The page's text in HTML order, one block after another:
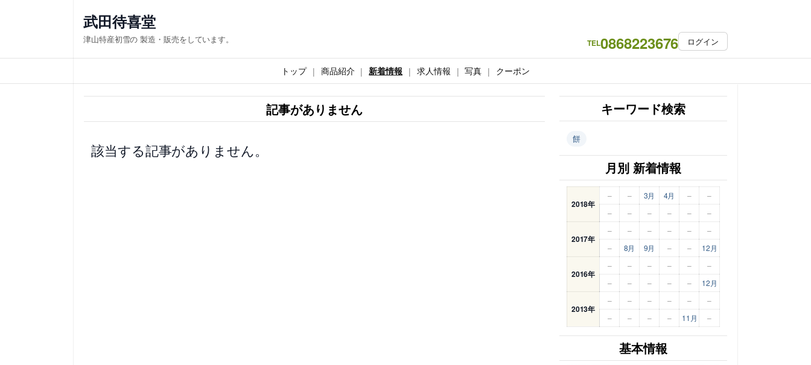
ス
キ
武田待喜堂
津山特産初雪の 製造・販売をしています。 TEL0868223676 ログイン
トップ 商品紹介 新着情報 求人情報 写真 クーポン
記事がありません
該当する記事がありません。
キーワード検索
餅
月別 新着情報
2018年
– – 3月 4月 –
–
–
– – – – –
2017年
– – – – –
–
–
8月 9月 – – 12月
2016年
– – – – –
–
–
– – – – 12月
2013年
– – – – –
–
–
– – – 11月 –
基本情報